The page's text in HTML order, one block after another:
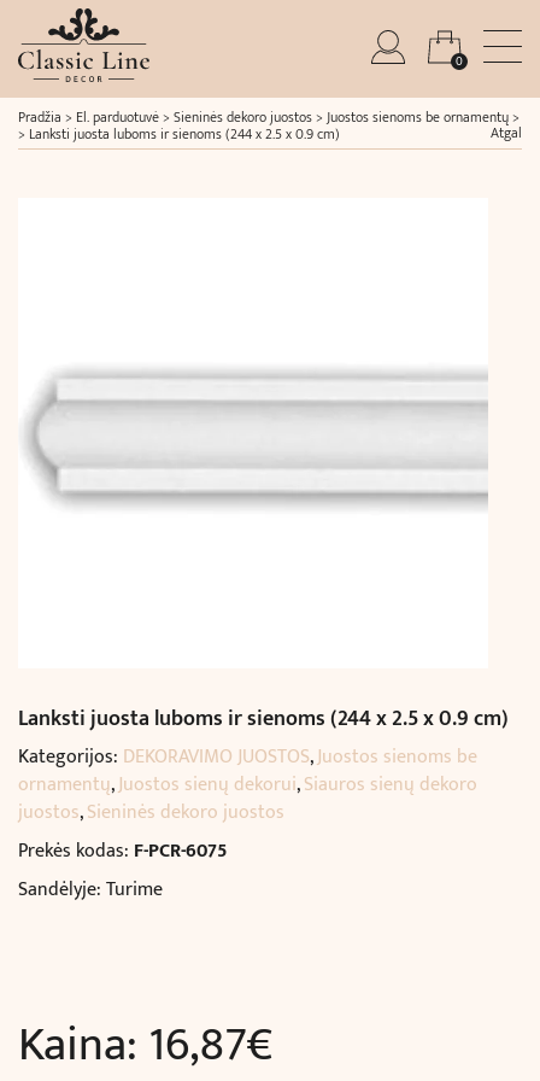
0
Pradžia > El. parduotuvė> Sieninės dekoro juostos>Juostos sienoms be ornamentų>
> Lanksti juosta luboms ir sienoms (244 x 2.5 x 0.9 cm) Atgal
Lanksti juosta luboms ir sienoms (244 x 2.5 x 0.9 cm)
Kategorijos: DEKORAVIMO JUOSTOS,Juostos sienoms be
ornamentų,Juostos sienų dekorui,Siauros sienų dekoro
juostos,Sieninės dekoro juostos
Prekės kodas: F-PCR-6075
Sandėlyje: Turime
Kaina: 16,87€